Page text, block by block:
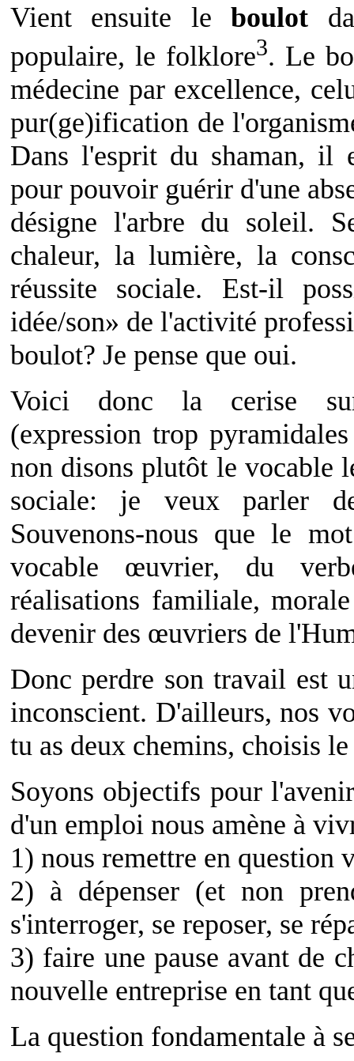
Vient ensuite leboulot
populaire, le folklore3. Le
médecine par excellence,
pur(ge)ification de
Dans l'esprit du shaman, il
pour pouvoir guérir d'une
désigne l'arbre du soleil.
chaleur, la lumière, la
réussite sociale. Est-il
idée/son» de l'activité
boulot? Je pense que oui.
Voici donc la cerise
(expression trop
non disons plutôt le vocable
sociale: je veux parler
Souvenons-nous que le
vocable œuvrier, du
réalisations familiale,
devenir des œuvriers de
Donc perdre son travail est
inconscient. D'ailleurs, nos
tu as deux chemins, choisis
Soyons objectifs pour
d'un emploi nous amène à
1) nous remettre en
2) à dépenser (et non
s'interroger, se reposer, se
3) faire une pause avant de
nouvelle entreprise en tant
La question fondamentale à